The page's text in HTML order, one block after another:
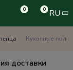
0 0 RU
Кухонные
доставки